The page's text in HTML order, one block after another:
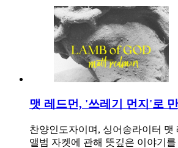
맷 레드먼, '쓰레기 먼지'로
찬양인도자이며, 싱어송라이터 맷
앨범 자켓에 관해 뜻깊은 이야기